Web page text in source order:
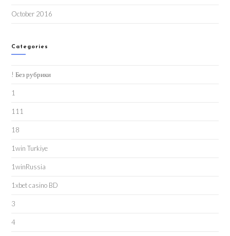
October 2016
Categories
! Без рубрики
1
111
18
1win Turkiye
1winRussia
1xbet casino BD
3
4